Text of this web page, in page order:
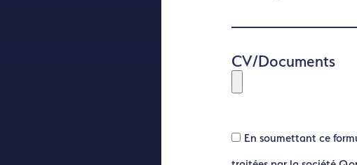
CV/Documents
En soumettant ce